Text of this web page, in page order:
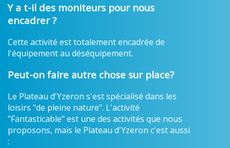
Y a t-il des moniteurs pour nous
encadrer ?
Cette activité est totalement encadrée de
l'équipement au déséquipement.
Peut-on faire autre chose sur place?
Le Plateau d'Yzeron s'est spécialisé dans les
loisirs "de pleine nature". L'activité
"Fantasticable" est une des activités que nous
proposons, mais le Plateau d'Yzeron c'est aussi
: